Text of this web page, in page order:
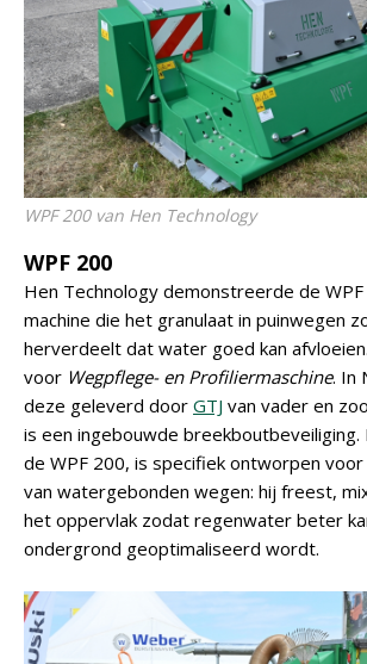
WPF 200 van Hen Technology
WPF 200
Hen Technology demonstreerde de WPF
machine die het granulaat in puinwegen
herverdeelt dat water goed kan
voor Wegpflege- en Profiliermaschine. In
deze geleverd door GTJ van vader en
is een ingebouwde breekboutbeveiliging.
de WPF 200, is specifiek ontworpen
van watergebonden wegen: hij freest,
het oppervlak zodat regenwater beter
ondergrond geoptimaliseerd wordt.